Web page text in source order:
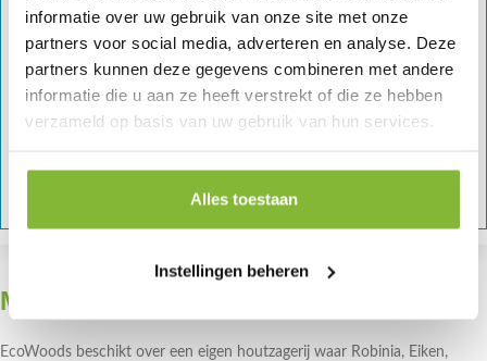
informatie over uw gebruik van onze site met onze
partners voor social media, adverteren en analyse. Deze
partners kunnen deze gegevens combineren met andere
informatie die u aan ze heeft verstrekt of die ze hebben
verzameld op basis van uw gebruik van hun services.
Alles toestaan
Instellingen beheren
180
- +
Maatwerk
EcoWoods beschikt over een eigen houtzagerij waar Robinia, Eiken,